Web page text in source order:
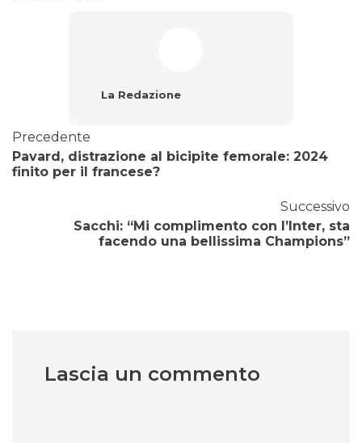
La Redazione
Precedente
Pavard, distrazione al bicipite femorale: 2024
finito per il francese?
Successivo
Sacchi: “Mi complimento con l’Inter, sta
facendo una bellissima Champions”
Lascia un commento